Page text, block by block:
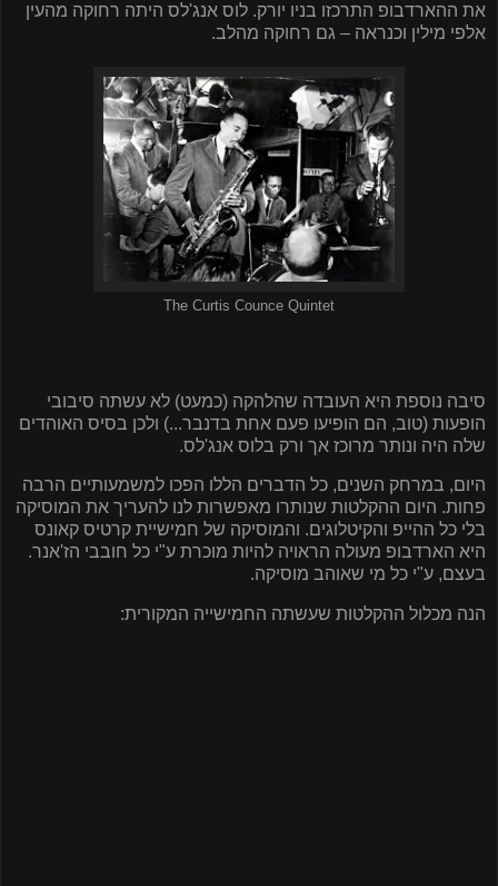
את ההארדבופ התרכזו בניו יורק. לוס אנג'לס היתה רחוקה מהעין
אלפי מילין וכנראה – גם רחוקה מהלב.
The Curtis Counce Quintet
סיבה נוספת היא העובדה שהלהקה (כמעט) לא עשתה סיבובי
הופעות (טוב, הם הופיעו פעם אחת בדנבר...) ולכן בסיס האוהדים
שלה היה ונותר מרוכז אך ורק בלוס אנג'לס.
היום, במרחק השנים, כל הדברים הללו הפכו למשמעותיים הרבה
פחות. היום ההקלטות שנותרו מאפשרות לנו להעריך את המוסיקה
בלי כל ההייפ והקיטלוגים. והמוסיקה של חמישיית קרטיס קאונס
היא הארדבופ מעולה הראויה להיות מוכרת ע"י כל חובבי הז'אנר.
בעצם, ע"י כל מי שאוהב מוסיקה.
הנה מכלול ההקלטות שעשתה החמישייה המקורית: